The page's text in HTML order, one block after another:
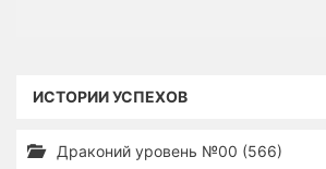
ИСТОРИИ УСПЕХОВ
Драконий уровень №00 (566)